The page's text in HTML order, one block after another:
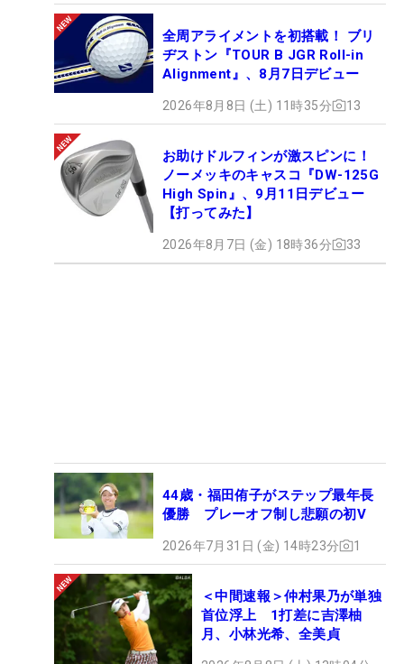
全周アライメントを初搭載！ ブリ
ヂストン『TOUR B JGR Roll-in
Alignment』、8月7日デビュー
2026年8月8日 (土) 11時35分 13
お助けドルフィンが激スピンに！
ノーメッキのキャスコ『DW-125G
High Spin』、9月11日デビュー
【打ってみた】
2026年8月7日 (金) 18時36分 33
44歳・福田侑子がステップ最年長
優勝 プレーオフ制し悲願の初V
2026年7月31日 (金) 14時23分 1
＜中間速報＞仲村果乃が単独
首位浮上 1打差に吉澤柚
月、小林光希、全美貞